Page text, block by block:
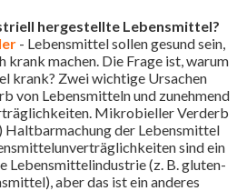
hergestellte Lebensmittel?
- Lebensmittel sollen gesund sein,
krank machen. Die Frage ist, warum
krank? Zwei wichtige Ursachen
von Lebensmitteln und zunehmend
Mikrobieller Verderb
Haltbarmachung der Lebensmittel
sind ein
Lebensmittelindustrie (z. B. gluten-
aber das ist ein anderes